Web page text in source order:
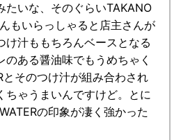
たいな、そのぐらいTAKANO
もいらっしゃると店主さんが
け汁ももちろんベースとなる
ある醤油味でもうめちゃく
とそのつけ汁が組み合わされ
ちゃうまいんですけど。とに
の印象が凄く強かった